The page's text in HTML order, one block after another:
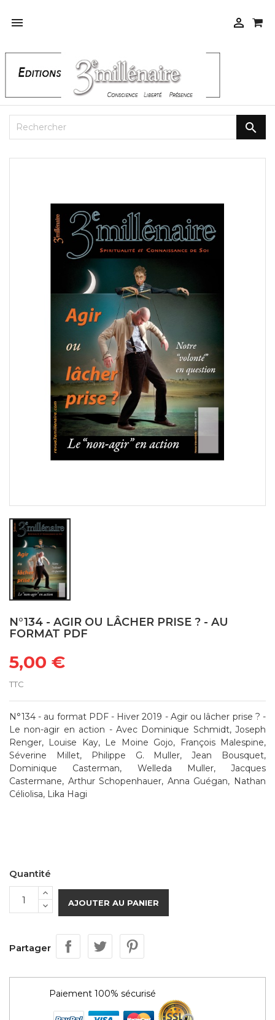
 

N°134 - AGIR OU LÂCHER PRISE ? - AU
FORMAT PDF
5,00 €
TTC
N°134 - au format PDF - Hiver 2019 - Agir ou lâcher prise ? -
Le non-agir en action - Avec Dominique Schmidt, Joseph
Renger, Louise Kay, Le Moine Gojo, François Malespine,
Séverine Millet, Philippe G. Muller, Jean Bousquet,
Dominique Casterman, Welleda Muller, Jacques
Castermane, Arthur Schopenhauer, Anna Guégan, Nathan
Céliolisa, Lika Hagi
Quantité
AJOUTER AU PANIER
Partager
Paiement 100% sécurisé